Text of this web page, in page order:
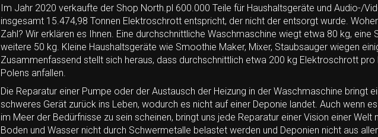
Im Jahr 2020 verkaufte der Shop North.pl 600.000 Teile für Haushaltsgeräte und Audio-/
insgesamt 15.474,98 Tonnen Elektroschrott entspricht, der nicht der entsorgt wurde.
Zahl? Wir erklären es Ihnen. Eine durchschnittliche Waschmaschine wiegt etwa 80 kg, eine
weitere 50 kg. Kleine Haushaltsgeräte wie Smoothie Maker, Mixer, Staubsauger wiegen
Zusammenfassend stellt sich heraus, dass durchschnittlich etwa 200 kg Elektroschrott pro
Polens anfallen.
Die Reparatur einer Pumpe oder der Austausch der Heizung in der Waschmaschine bringt
schweres Gerät zurück ins Leben, wodurch es nicht auf einer Deponie landet. Auch wenn
im Meer der Bedürfnisse zu sein scheinen, bringt uns jede Reparatur einer Vision einer Welt
Boden und Wasser nicht durch Schwermetalle belastet werden und Deponien nicht aus